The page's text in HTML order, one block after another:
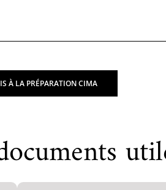
À LA PRÉPARATION CIMA